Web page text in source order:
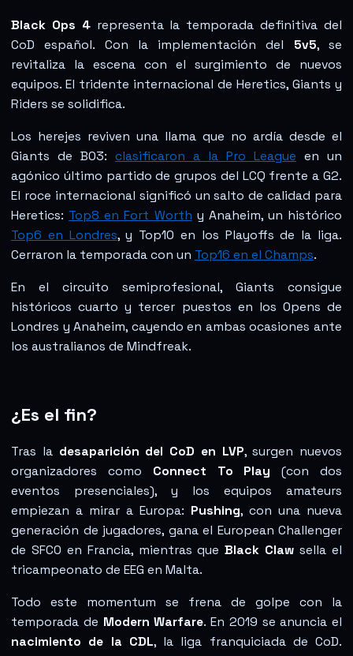
Black Ops 4representa la temporada definitiva del
CoD español. Con la implementación del 5v5, se
revitaliza la escena con el surgimiento de nuevos
equipos. El tridente internacional de Heretics, Giants y
Riders se solidifica.
Los herejes reviven una llama que no ardía desde el
Giants de BO3: clasificaron a la Pro League en un
agónico último partido de grupos del LCQ frente a G2.
El roce internacional significó un salto de calidad para
Heretics: Top8 en Fort Worth y Anaheim, un histórico
Top6 en Londres, y Top10 en los Playoffs de la liga.
Cerraron la temporada con un Top16 en el Champs.
En el circuito semiprofesional, Giants consigue
históricos cuarto y tercer puestos en los Opens de
Londres y Anaheim, cayendo en ambas ocasiones ante
los australianos de Mindfreak.
¿Es el fin?
Tras la desaparición del CoD en LVP, surgen nuevos
organizadores como Connect To Play (con dos
eventos presenciales), y los equipos amateurs
empiezan a mirar a Europa: Pushing, con una nueva
generación de jugadores, gana el European Challenger
de SFCO en Francia, mientras queBlack Claw sella el
tricampeonato de EEG en Malta.
Todo este momentum se frena de golpe con la
temporada de Modern Warfare. En 2019 se anuncia el
nacimiento de la CDL, la liga franquiciada de CoD.